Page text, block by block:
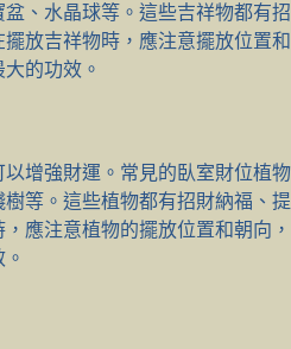
、水晶球等。這些吉祥物都有招
放吉祥物時，應注意擺放位置和
的功效。
增強財運。常見的臥室財位植物
等。這些植物都有招財納福、提
應注意植物的擺放位置和朝向，